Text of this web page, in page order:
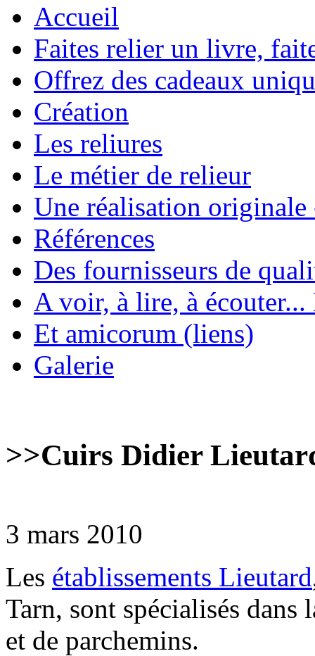
Accueil
Faites relier un livre,
Offrez des cadeaux
Création
Les reliures
Le métier de relieur
Une réalisation
Références
Des fournisseurs de
A voir, à lire, à écouter...
Et amicorum (liens)
Galerie
>>Cuirs Didier
3 mars 2010
Les établissements Lieutard
Tarn, sont spécialisés
et de parchemins.